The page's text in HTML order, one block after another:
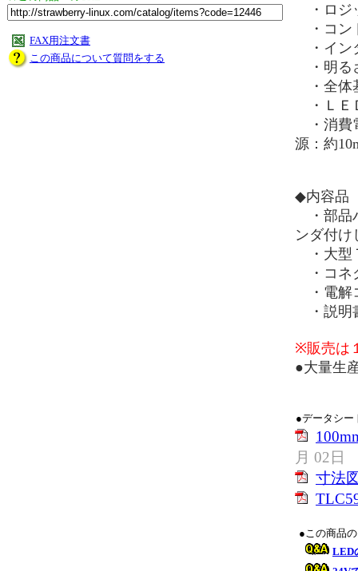
FAX用注文書
この商品について質問をする
・ロジ
・コン
・イン
・明る
・全体
・ＬＥ
・消費
源：約
◆内容品
・部品
ンダ付け
・大型
・コネ
・電解
・説明
※販売は
●大量生
●データシー
月 02日
寸法
●この商品
LED